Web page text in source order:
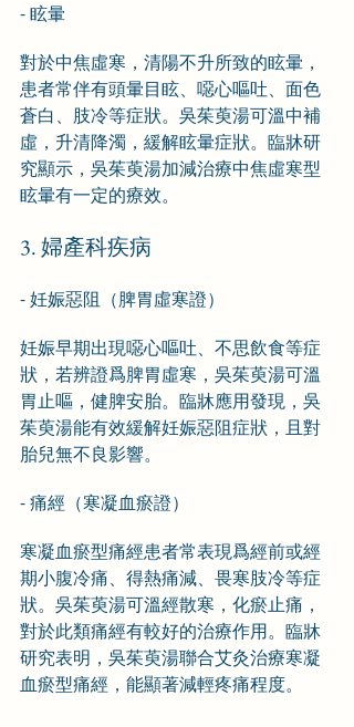
- 眩暈
對於中焦虛寒，清陽不升所致的眩暈，
患者常伴有頭暈目眩、噁心嘔吐、面色
蒼白、肢冷等症狀。吳茱萸湯可溫中補
虛，升清降濁，緩解眩暈症狀。臨牀研
究顯示，吳茱萸湯加減治療中焦虛寒型
眩暈有一定的療效。
3. 婦產科疾病
- 妊娠惡阻（脾胃虛寒證）
妊娠早期出現噁心嘔吐、不思飲食等症
狀，若辨證爲脾胃虛寒，吳茱萸湯可溫
胃止嘔，健脾安胎。臨牀應用發現，吳
茱萸湯能有效緩解妊娠惡阻症狀，且對
胎兒無不良影響。
- 痛經（寒凝血瘀證）
寒凝血瘀型痛經患者常表現爲經前或經
期小腹冷痛、得熱痛減、畏寒肢冷等症
狀。吳茱萸湯可溫經散寒，化瘀止痛，
對於此類痛經有較好的治療作用。臨牀
研究表明，吳茱萸湯聯合艾灸治療寒凝
血瘀型痛經，能顯著減輕疼痛程度。